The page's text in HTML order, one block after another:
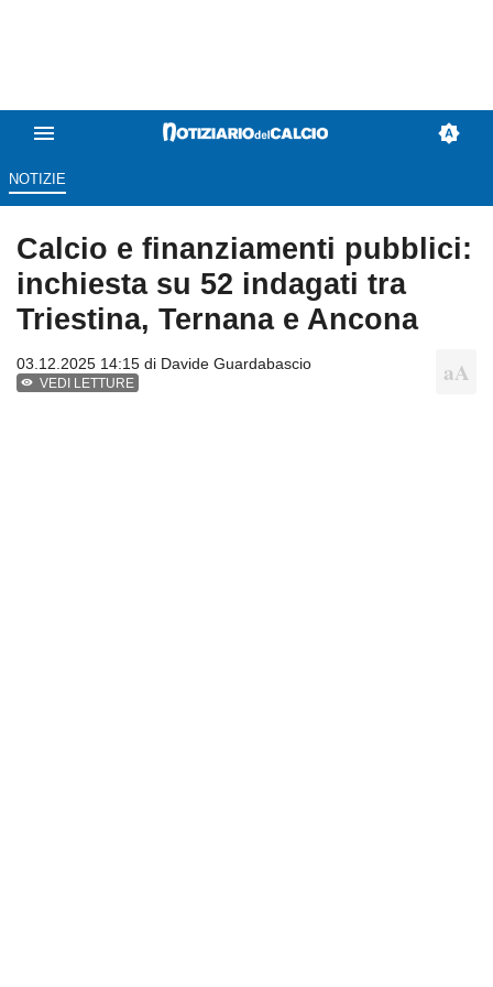
NOTIZIE
Calcio e finanziamenti pubblici:
inchiesta su 52 indagati tra
Triestina, Ternana e Ancona
03.12.2025 14:15 di Davide Guardabascio
VEDI LETTURE